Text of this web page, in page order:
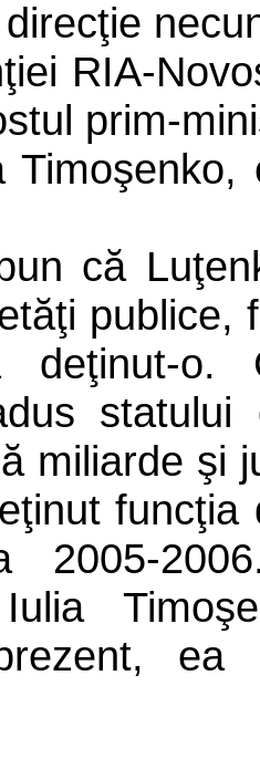
RIA-
prim-
că
publice,
o.
miliarde şi
2005-